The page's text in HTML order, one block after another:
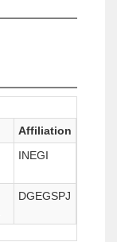
Affiliation
INEGI
DGEGSPJ